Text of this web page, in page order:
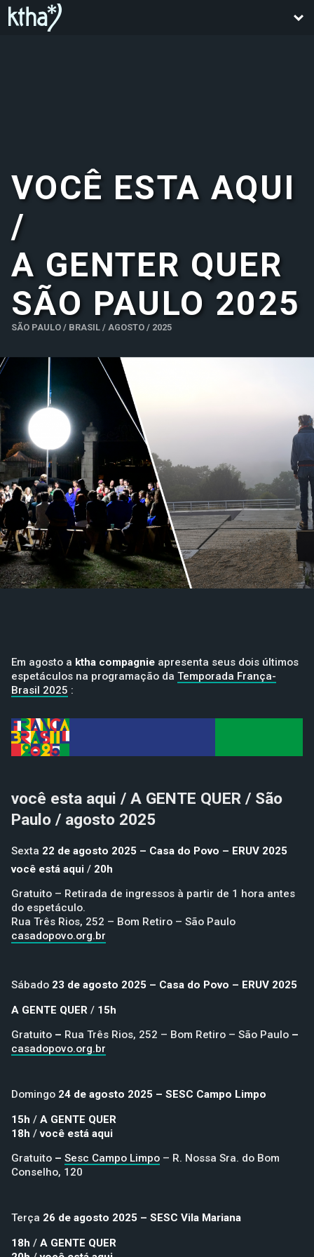
VOCÊ ESTA AQUI
/
A GENTER QUER
SÃO PAULO 2025
SÃO PAULO / BRASIL / AGOSTO / 2025
Em agosto a ktha compagnie apresenta seus dois últimos
espetáculos na programação da Temporada França-
Brasil 2025 :
você esta aqui / A GENTE QUER / São
Paulo / agosto 2025
Sexta 22 de agosto 2025 – Casa do Povo – ERUV 2025
você está aqui / 20h
Gratuito – Retirada de ingressos à partir de 1 hora antes
do espetáculo.
Rua Três Rios, 252 – Bom Retiro – São Paulo
casadopovo.org.br
Sábado 23 de agosto 2025 – Casa do Povo – ERUV 2025
A GENTE QUER / 15h
Gratuito – Rua Três Rios, 252 – Bom Retiro – São Paulo –
casadopovo.org.br
Domingo 24 de agosto 2025 – SESC Campo Limpo
15h / A GENTE QUER
18h /você está aqui
Gratuito – Sesc Campo Limpo – R. Nossa Sra. do Bom
Conselho, 120
Terça 26 de agosto 2025 – SESC Vila Mariana
18h / A GENTE QUER